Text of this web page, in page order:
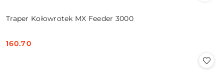
Traper Kołowrotek MX Feeder 3000
Cena:
160.70